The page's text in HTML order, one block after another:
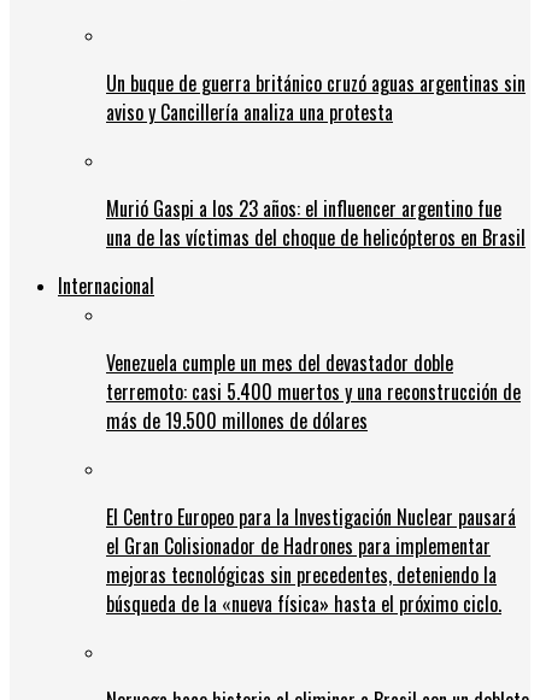
Un buque de guerra británico cruzó aguas argentinas sin
aviso y Cancillería analiza una protesta
Murió Gaspi a los 23 años: el influencer argentino fue
una de las víctimas del choque de helicópteros en Brasil
Internacional
Venezuela cumple un mes del devastador doble
terremoto: casi 5.400 muertos y una reconstrucción de
más de 19.500 millones de dólares
El Centro Europeo para la Investigación Nuclear pausará
el Gran Colisionador de Hadrones para implementar
mejoras tecnológicas sin precedentes, deteniendo la
búsqueda de la «nueva física» hasta el próximo ciclo.